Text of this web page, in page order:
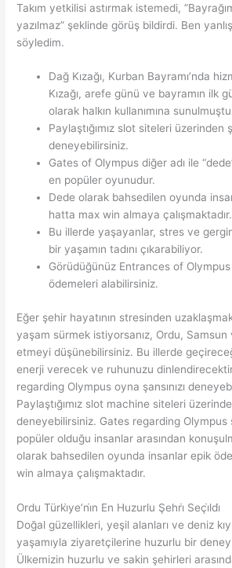
Takım yetkilisi astırmak istemedi,
yazılmaz” şeklinde görüş bildirdi. Ben
söyledim.
Dağ Kızağı, Kurban Bayramı’nda
Kızağı, arefe günü ve bayramın ilk
olarak halkın kullanımına
Paylaştığımız slot siteleri üzerinden
deneyebilirsiniz.
Gates of Olympus diğer adı ile
en popüler oyunudur.
Dede olarak bahsedilen oyunda
hatta max win almaya çalışmaktadır.
Bu illerde yaşayanlar, stres ve
bir yaşamın tadını çıkarabiliyor.
Görüdüğünüz Entrances of Olympus
ödemeleri alabilirsiniz.
Eğer şehir hayatının stresinden
yaşam sürmek istiyorsanız, Ordu, Samsun
etmeyi düşünebilirsiniz. Bu illerde
enerji verecek ve ruhunuzu
regarding Olympus oyna şansınızı
Paylaştığımız slot machine siteleri
deneyebilirsiniz. Gates regarding
popüler olduğu insanlar arasından
olarak bahsedilen oyunda insanlar epik
win almaya çalışmaktadır.
Ordu Türki̇ye’ni̇n En Huzurlu Şehri̇ Seçi̇ldi̇
Doğal güzellikleri, yeşil alanları ve deniz
yaşamıyla ziyaretçilerine huzurlu bir
Ülkemizin huzurlu ve sakin şehirleri